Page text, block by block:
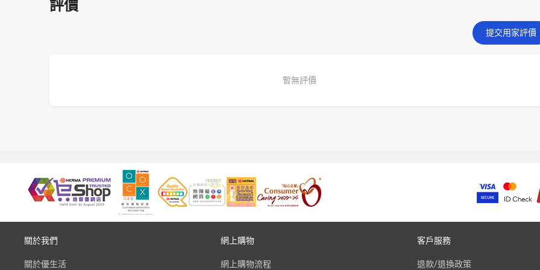
評價
提交用家評價
暫無評價
關於我們
關於優生活
網上購物
網上購物流程
客戶服務
退款/退換政策